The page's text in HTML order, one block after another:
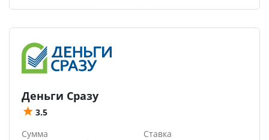
Деньги Сразу
3.5
Сумма
Ставка